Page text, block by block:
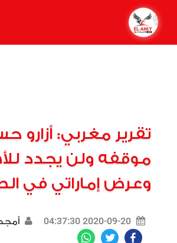
تقرير مغربي: أزارو
موقفه ولن يجدد
وعرض إماراتي في
2020-09-20 04:37:30
Facebook
Twitter